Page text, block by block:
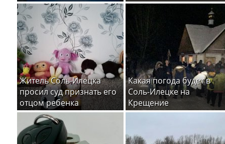
Житель Соль-Илецка
просил суд признать его
отцом ребенка
Какая погода будет в
Соль-Илецке на
Крещение